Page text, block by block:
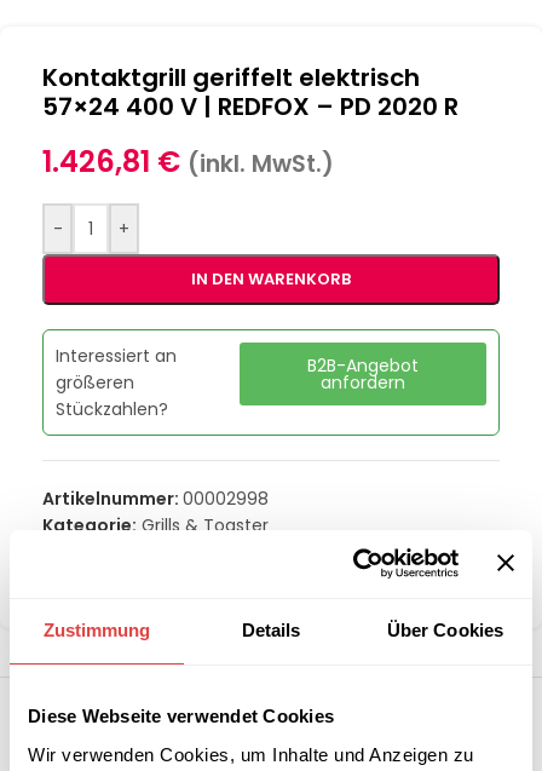
Zustimmung Details Über Cookies
Diese Webseite verwendet Cookies
Wir verwenden Cookies, um Inhalte und Anzeigen zu
Kontaktgrill geriffelt elektrisch
57×24 400 V | REDFOX – PD 2020 R
1.426,81 € (inkl. MwSt.)
- +
IN DEN WARENKORB
Interessiert an
größeren
Stückzahlen?
B2B-Angebot
anfordern
Artikelnummer: 00002998
Kategorie: Grills & Toaster